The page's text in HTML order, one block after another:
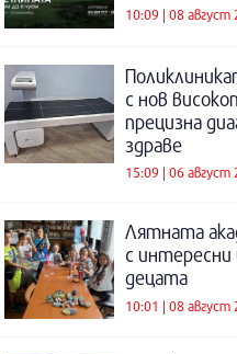
10:09 | 08 август
с нов
прецизна
здраве
15:09 | 06 август
Лятната
с интересни
децата
10:01 | 08 август